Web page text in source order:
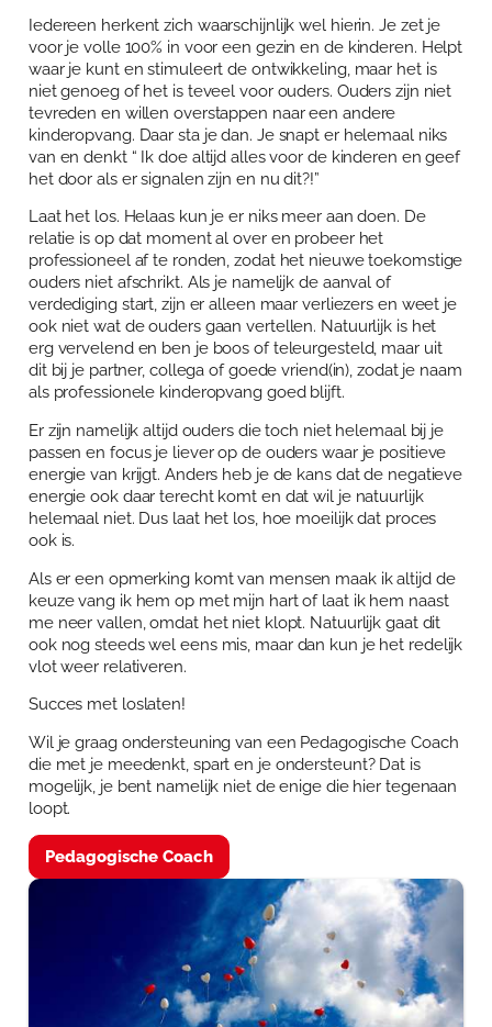
Inloggen
Iedereen herkent zich waarschijnlijk wel hierin. Je zet je
voor je volle 100% in voor een gezin en de kinderen. Helpt
waar je kunt en stimuleert de ontwikkeling, maar het is
niet genoeg of het is teveel voor ouders. Ouders zijn niet
tevreden en willen overstappen naar een andere
kinderopvang. Daar sta je dan. Je snapt er helemaal niks
van en denkt “ Ik doe altijd alles voor de kinderen en geef
het door als er signalen zijn en nu dit?!”
Laat het los. Helaas kun je er niks meer aan doen. De
relatie is op dat moment al over en probeer het
professioneel af te ronden, zodat het nieuwe toekomstige
ouders niet afschrikt. Als je namelijk de aanval of
verdediging start, zijn er alleen maar verliezers en weet je
ook niet wat de ouders gaan vertellen. Natuurlijk is het
erg vervelend en ben je boos of teleurgesteld, maar uit
dit bij je partner, collega of goede vriend(in), zodat je naam
als professionele kinderopvang goed blijft.
Er zijn namelijk altijd ouders die toch niet helemaal bij je
passen en focus je liever op de ouders waar je positieve
energie van krijgt. Anders heb je de kans dat de negatieve
energie ook daar terecht komt en dat wil je natuurlijk
helemaal niet. Dus laat het los, hoe moeilijk dat proces
ook is.
Als er een opmerking komt van mensen maak ik altijd de
keuze vang ik hem op met mijn hart of laat ik hem naast
me neer vallen, omdat het niet klopt. Natuurlijk gaat dit
ook nog steeds wel eens mis, maar dan kun je het redelijk
vlot weer relativeren.
Succes met loslaten!
Wil je graag ondersteuning van een Pedagogische Coach
die met je meedenkt, spart en je ondersteunt? Dat is
mogelijk, je bent namelijk niet de enige die hier tegenaan
loopt.
Pedagogische Coach